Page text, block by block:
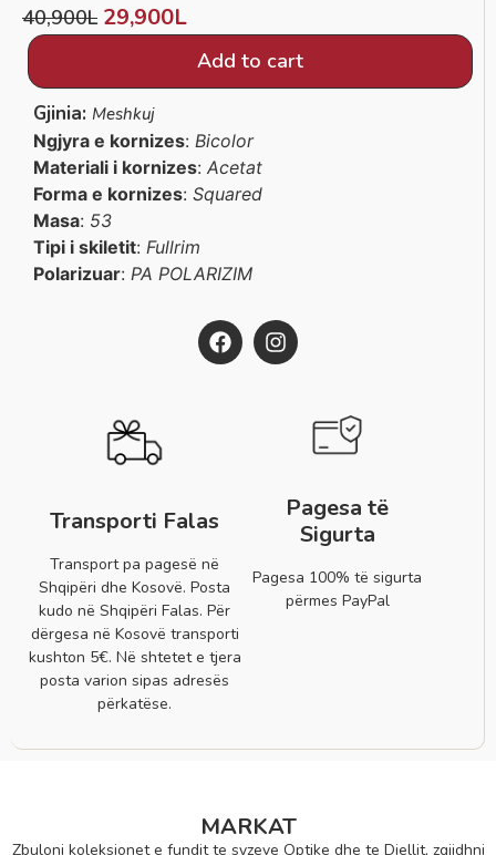
40,900L 29,900L
Add to cart
Gjinia: Meshkuj
Ngjyra e kornizes: Bicolor
Materiali i kornizes: Acetat
Forma e kornizes: Squared
Masa: 53
Tipi i skiletit: Fullrim
Polarizuar: PA POLARIZIM
Transporti Falas
Transport pa pagesë në
Shqipëri dhe Kosovë. Posta
kudo në Shqipëri Falas. Për
dërgesa në Kosovë transporti
kushton 5€. Në shtetet e tjera
posta varion sipas adresës
përkatëse.
Pagesa të
Sigurta
Pagesa 100% të sigurta
përmes PayPal
MARKAT
Zbuloni koleksionet e fundit te syzeve Optike dhe te Diellit, zgjidhni